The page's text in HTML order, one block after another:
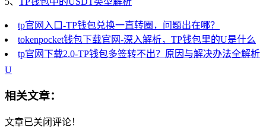
tp官网入口-TP钱包兑换一直转圈，问题出在哪？
tokenpocket钱包下载官网-深入解析，TP钱包里的U是什么
tp官网下载2.0-TP钱包多签转不出？原因与解决办法全解析
U
相关文章：
文章已关闭评论！